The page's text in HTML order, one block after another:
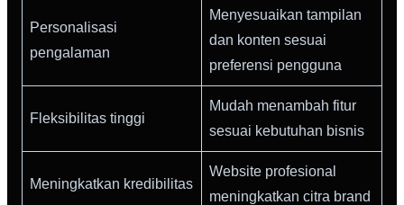
Personalisasi
pengalaman
Menyesuaikan tampilan
dan konten sesuai
preferensi pengguna
Fleksibilitas tinggi
Mudah menambah fitur
sesuai kebutuhan bisnis
Meningkatkan kredibilitas
Website profesional
meningkatkan citra brand